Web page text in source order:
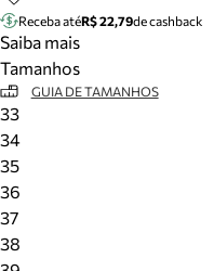
Receba atéR$ 22,79de cashback
Saiba mais
Tamanhos
GUIA DE TAMANHOS
33
34
35
36
37
38